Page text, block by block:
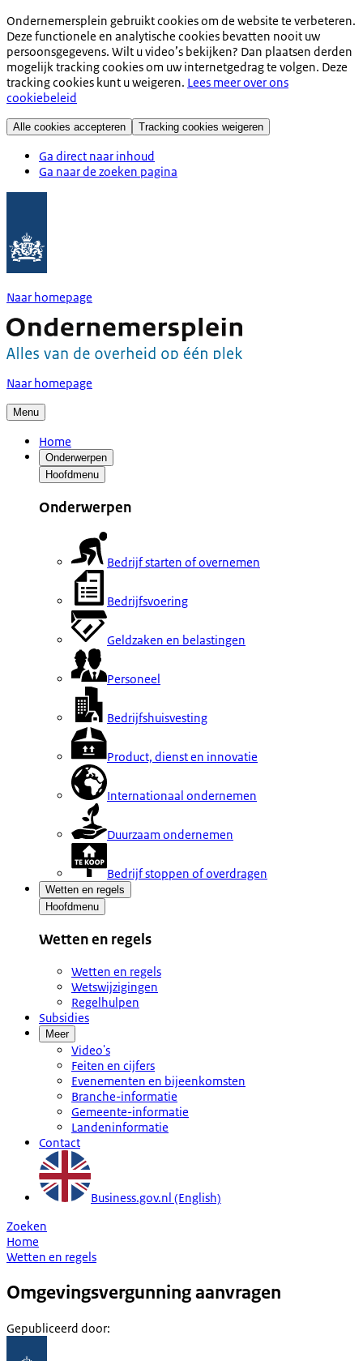
Ondernemersplein gebruikt cookies om de website te verbeteren.
Deze functionele en analytische cookies bevatten nooit uw
persoonsgegevens. Wilt u video’s bekijken? Dan plaatsen derden
mogelijk tracking cookies om uw internetgedrag te volgen. Deze
tracking cookies kunt u weigeren. Lees meer over ons
cookiebeleid
Alle cookies accepteren Tracking cookies weigeren
Ga direct naar inhoud
Ga naar de zoeken pagina
Naar homepage
Naar homepage
Menu
Home
Onderwerpen
Hoofdmenu
Onderwerpen
Bedrijf starten of overnemen
Bedrijfsvoering
Geldzaken en belastingen
Personeel
Bedrijfshuisvesting
Product, dienst en innovatie
Internationaal ondernemen
Duurzaam ondernemen
Bedrijf stoppen of overdragen
Wetten en regels
Hoofdmenu
Wetten en regels
Wetten en regels
Wetswijzigingen
Regelhulpen
Subsidies
Meer
Video's
Feiten en cijfers
Evenementen en bijeenkomsten
Branche-informatie
Gemeente-informatie
Landeninformatie
Contact
Business.gov.nl (English)
Zoeken
Home
Wetten en regels
Omgevingsvergunning aanvragen
Gepubliceerd door: